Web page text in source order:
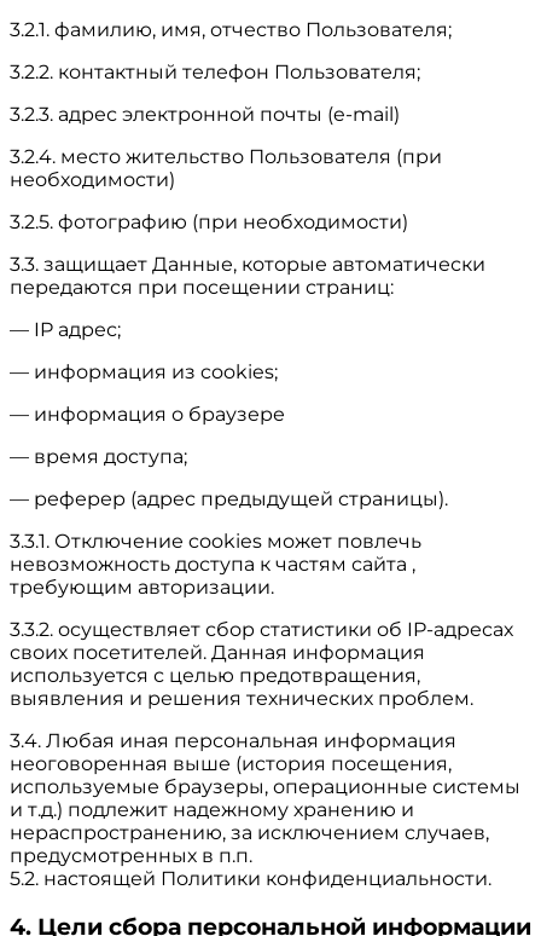
3.2.1. фамилию, имя, отчество Пользователя;
3.2.2. контактный телефон Пользователя;
3.2.3. адрес электронной почты (e-mail)
3.2.4. место жительство Пользователя (при
необходимости)
3.2.5. фотографию (при необходимости)
3.3. защищает Данные, которые автоматически
передаются при посещении страниц:
— IP адрес;
— информация из cookies;
— информация о браузере
— время доступа;
— реферер (адрес предыдущей страницы).
3.3.1. Отключение cookies может повлечь
невозможность доступа к частям сайта ,
требующим авторизации.
3.3.2. осуществляет сбор статистики об IP-адресах
своих посетителей. Данная информация
используется с целью предотвращения,
выявления и решения технических проблем.
3.4. Любая иная персональная информация
неоговоренная выше (история посещения,
используемые браузеры, операционные системы
и т.д.) подлежит надежному хранению и
нераспространению, за исключением случаев,
предусмотренных в п.п.
5.2. настоящей Политики конфиденциальности.
4. Цели сбора персональной информации